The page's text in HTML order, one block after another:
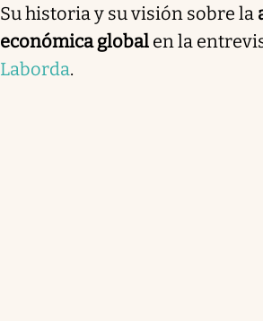
Su historia y su visión sobre la
económica global en la
Laborda.